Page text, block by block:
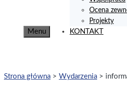
Menu
Ocena
Projekty
KONTAKT
Strona główna > Wydarzenia >